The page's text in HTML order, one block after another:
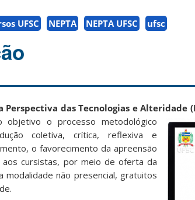
UFSC NEPTA NEPTA UFSC ufsc
Perspectiva das Tecnologias e Alteridade
objetivo o processo metodológico
coletiva, crítica, reflexiva e
o favorecimento da apreensão
cursistas, por meio de oferta da
modalidade não presencial, gratuitos